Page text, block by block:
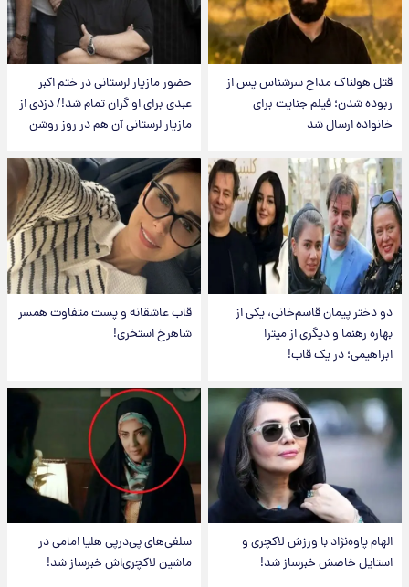
قتل هولناک مداح سرشناس پس از
ربوده شدن؛ فیلم جنایت برای
خانواده ارسال شد
حضور مازیار لرستانی در ختم اکبر
عبدی برای او گران تمام شد!/ دزدی از
مازیار لرستانی آن هم در روز روشن
دو دختر پیمان قاسم‌خانی، یکی از
بهاره رهنما و دیگری از میترا
ابراهیمی؛ در یک قاب!
قاب عاشقانه و پست متفاوت همسر
شاهرخ استخری!
الهام پاوه‌نژاد با ورزش لاکچری و
استایل خاصش خبرساز شد!
سلفی‌های پی‌درپی هلیا امامی در
ماشین لاکچری‌اش خبرساز شد!